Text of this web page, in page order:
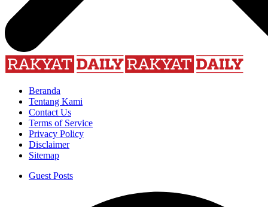
Beranda
Tentang Kami
Contact Us
Terms of Service
Privacy Policy
Disclaimer
Sitemap
Guest Posts